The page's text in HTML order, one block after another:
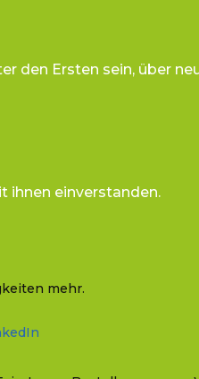
den Ersten sein, über
ihnen einverstanden.
mehr.